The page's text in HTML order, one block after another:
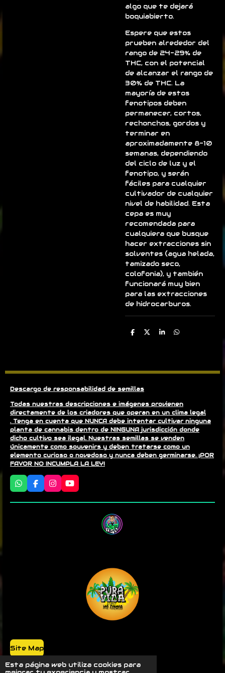
Esta página web utiliza cookies para
algo que te dejará
boquiabierto.
Espere que estos
prueben alrededor del
rango de 24-29% de
THC, con el potencial
de alcanzar el rango de
30% de THC. La
mayoría de estos
fenotipos deben
permanecer, cortos,
rechonchos, gordos y
terminar en
aproximadamente 8-10
semanas, dependiendo
del ciclo de luz y el
fenotipo, y serán
fáciles para cualquier
cultivador de cualquier
nivel de habilidad. Esta
cepa es muy
recomendada para
cualquiera que busque
hacer extracciones sin
solventes (agua helada,
tamizado seco,
colofonia), y también
funcionará muy bien
para las extracciones
de hidrocarburos.
C
t
r
C
t
C
t
C
t
Descargo de responsabilidad de semillas
Todas nuestras descripciones e imágenes provienen
directamente de los criadores que operan en un clima legal
. Tenga en cuenta que NUNCA debe intentar cultivar ninguna
planta de cannabis dentro de NINGUNA jurisdicción donde
dicho cultivo sea ilegal. Nuestras semillas se venden
únicamente como souvenirs y deben tratarse como un
elemento curioso o novedoso y nunca deben germinarse. ¡POR
FAVOR NO INCUMPLA LA LEY!
W
h
a
F
a
c
I
n
s
Y
o
u
Site Map
Powered by @luyji420